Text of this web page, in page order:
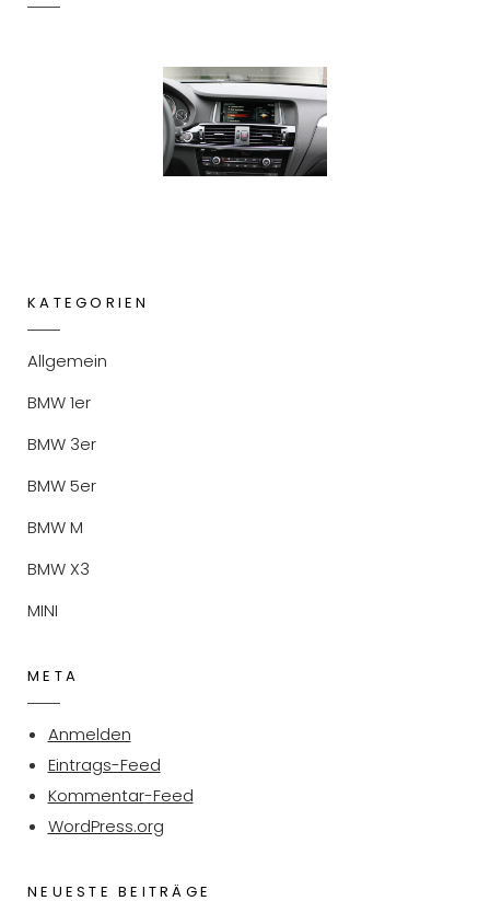
KATEGORIEN
Allgemein
BMW 1er
BMW 3er
BMW 5er
BMW M
BMW X3
MINI
META
Anmelden
Eintrags-Feed
Kommentar-Feed
WordPress.org
NEUESTE BEITRÄGE